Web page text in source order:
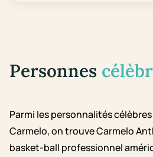
Personnes
Parmi les personnalités
Carmelo, on trouve Carmelo
basket-ball professionnel